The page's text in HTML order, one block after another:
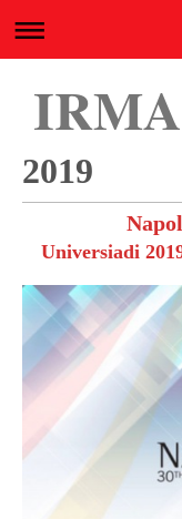
2019
Universiadi